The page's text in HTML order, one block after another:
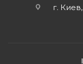
г.